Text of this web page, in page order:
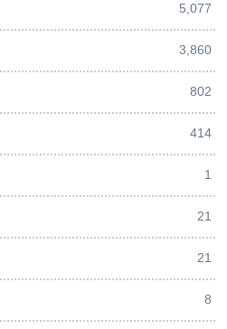
5,077
3,860
802
414
1
21
21
8